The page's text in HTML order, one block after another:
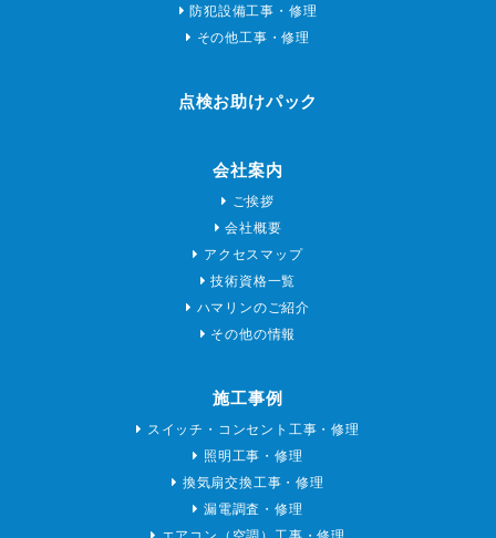
防犯設備工事・修理
その他工事・修理
点検お助けパック
会社案内
ご挨拶
会社概要
アクセスマップ
技術資格一覧
ハマリンのご紹介
その他の情報
施工事例
スイッチ・コンセント工事・修理
照明工事・修理
換気扇交換工事・修理
漏電調査・修理